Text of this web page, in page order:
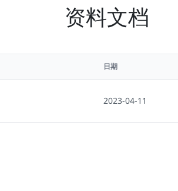
资料文档
日期
2023-04-11